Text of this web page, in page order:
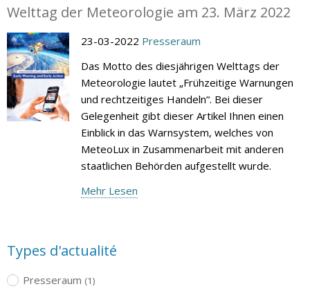
Welttag der Meteorologie am 23. März 2022
23-03-2022 Presseraum
Das Motto des diesjährigen Welttags der
Meteorologie lautet „Frühzeitige Warnungen
und rechtzeitiges Handeln“. Bei dieser
Gelegenheit gibt dieser Artikel Ihnen einen
Einblick in das Warnsystem, welches von
MeteoLux in Zusammenarbeit mit anderen
staatlichen Behörden aufgestellt wurde.
Mehr Lesen
Types d'actualité
Presseraum (1)